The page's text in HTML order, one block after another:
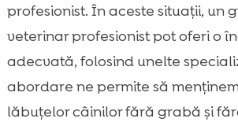
profesionist. În aceste situații, un
veterinar profesionist pot oferi o
adecvată, folosind unelte
abordare ne permite să
lăbuțelor câinilor fără grabă și